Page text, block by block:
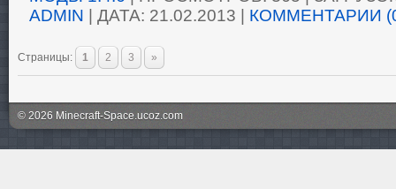
ADMIN | ДАТА: 21.02.2013 КОММЕНТАРИИ
Страницы: 1 2 3 »
© 2026 Minecraft-Space.ucoz.com